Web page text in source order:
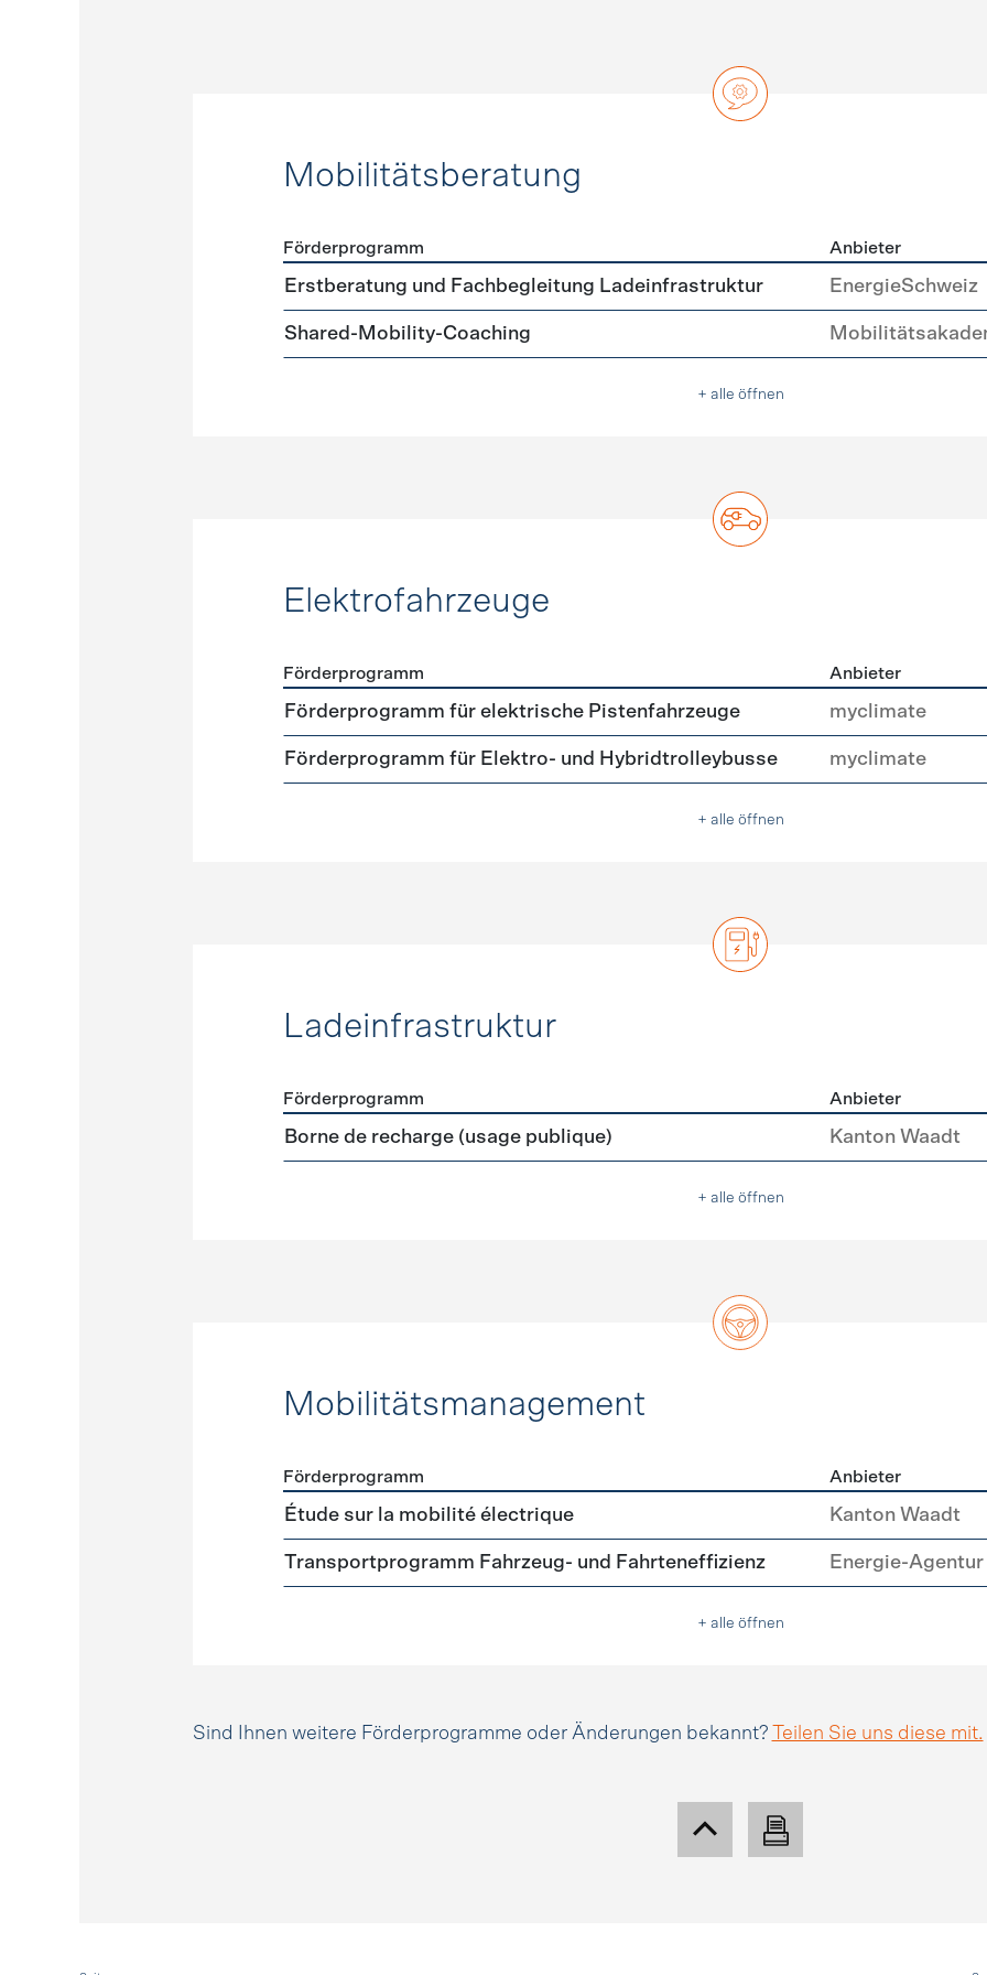
Mobilitätsberatung
Förderprogramme Mobilitätsberatung
Förderprogramm Anbieter
Erstberatung und Fachbegleitung Ladeinfrastruktur EnergieSchweiz
Shared-Mobility-Coaching
+ alle öffnen
Elektrofahrzeuge
Förderprogramme Elektrofahrzeuge
Förderprogramm Anbieter
Förderprogramm für elektrische Pistenfahrzeuge myclimate
Förderprogramm für Elektro- und Hybridtrolleybusse myclimate
+ alle öffnen
Ladeinfrastruktur
Förderprogramme Ladeinfrastruktur
Förderprogramm Anbieter
Borne de recharge (usage publique) Kanton Waadt
+ alle öffnen
Mobilitätsmanagement
Förderprogramme Mobilitätsmanagement
Förderprogramm Anbieter
Étude sur la mobilité électrique Kanton Waadt
Transportprogramm Fahrzeug- und Fahrteneffizienz Energie-
+ alle öffnen
Sind Ihnen weitere Förderprogramme oder Änderungen bekannt? Teilen Sie uns diese mit.